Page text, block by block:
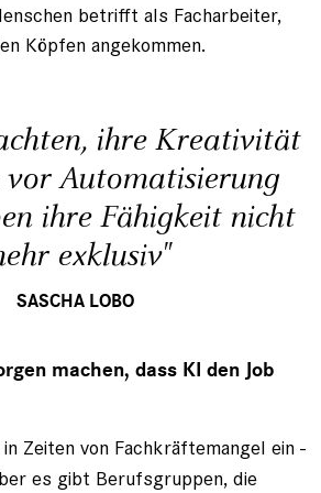
betrifft als Facharbeiter,
Köpfen angekommen.
ihre Kreativität
Automatisierung
ihre Fähigkeit nicht
exklusiv"
SASCHA LOBO
machen, dass KI den Job
Zeiten von Fachkräftemangel ein
es gibt Berufsgruppen, die